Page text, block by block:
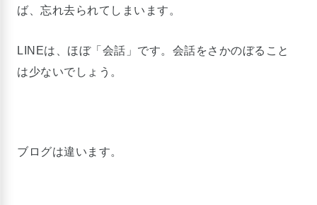
ば、忘れ去られてしまいます。
LINEは、ほぼ「会話」です。会話をさかのぼること
は少ないでしょう。
ブログは違います。